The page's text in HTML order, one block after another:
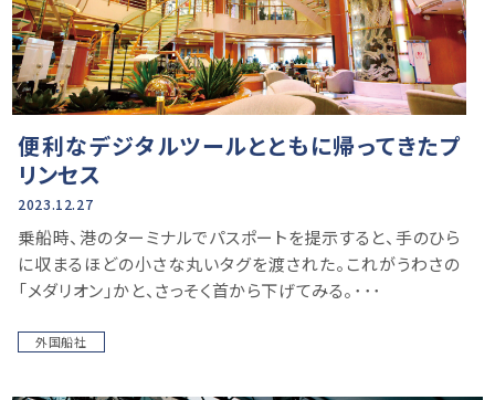
便利なデジタルツールとともに帰ってきたプ
リンセス
2023.12.27
乗船時、港のターミナルでパスポートを提示すると、手のひら
に収まるほどの小さな丸いタグを渡された。これがうわさの
「メダリオン」かと、さっそく首から下げてみる。･･･
外国船社